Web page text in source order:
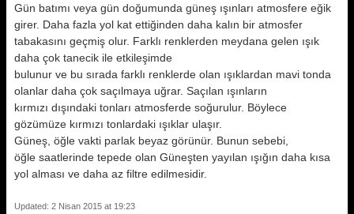
Gün batımı veya gün doğumunda güneş ışınları atmosfere eğik
girer. Daha fazla yol kat ettiğinden daha kalın bir atmosfer
tabakasını geçmiş olur. Farklı renklerden meydana gelen ışık
daha çok tanecik ile etkileşimde
bulunur ve bu sırada farklı renklerde olan ışıklardan mavi tonda
olanlar daha çok saçılmaya uğrar. Saçılan ışınların
kırmızı dışındaki tonları atmosferde soğurulur. Böylece
gözümüze kırmızı tonlardaki ışıklar ulaşır.
Güneş, öğle vakti parlak beyaz görünür. Bunun sebebi,
öğle saatlerinde tepede olan Güneşten yayılan ışığın daha kısa
yol alması ve daha az filtre edilmesidir.
Updated: 2 Nisan 2015 at 19:23